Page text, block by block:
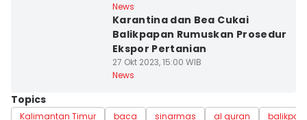
News
Karantina dan Bea Cukai
Balikpapan Rumuskan Prosedur
Ekspor Pertanian
27 Okt 2023, 15:00 WIB
News
Topics
Kalimantan Timur baca sinarmas al quran